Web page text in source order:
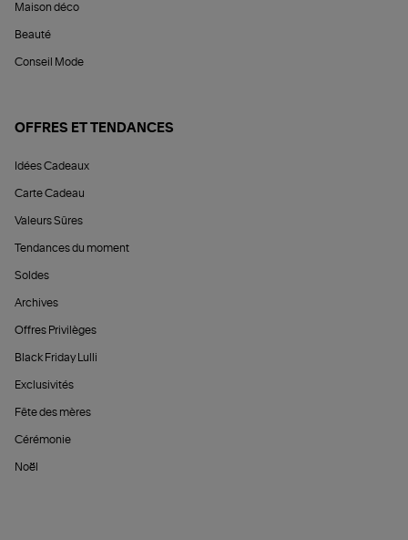
Maison déco
Beauté
Conseil Mode
OFFRES ET TENDANCES
Idées Cadeaux
Carte Cadeau
Valeurs Sûres
Tendances du moment
Soldes
Archives
Offres Privilèges
Black Friday Lulli
Exclusivités
Fête des mères
Cérémonie
Noël